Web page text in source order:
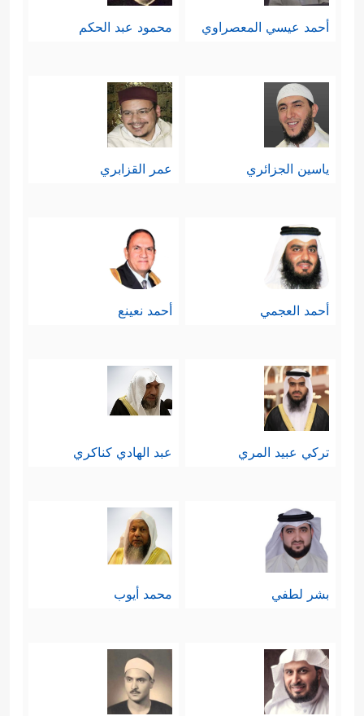
أحمد عيسي المعصراوي محمود عبد الحكم
ياسين الجزائري عمر القزابري
أحمد العجمي أحمد نعينع
تركي عبيد المري عبد الهادي كناكري
بشر لطفي محمد أيوب